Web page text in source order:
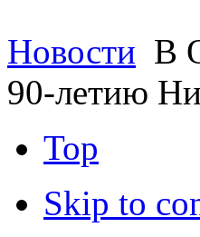
Новости В
90‑летию
Top
Skip to